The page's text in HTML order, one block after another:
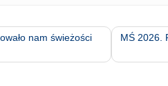
nam świeżości
MŚ 2026.